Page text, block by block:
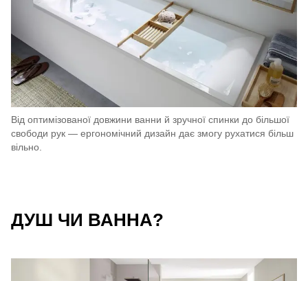
Від оптимізованої довжини ванни й зручної спинки до більшої
свободи рук — ергономічний дизайн дає змогу рухатися більш
вільно.
ДУШ ЧИ ВАННА?